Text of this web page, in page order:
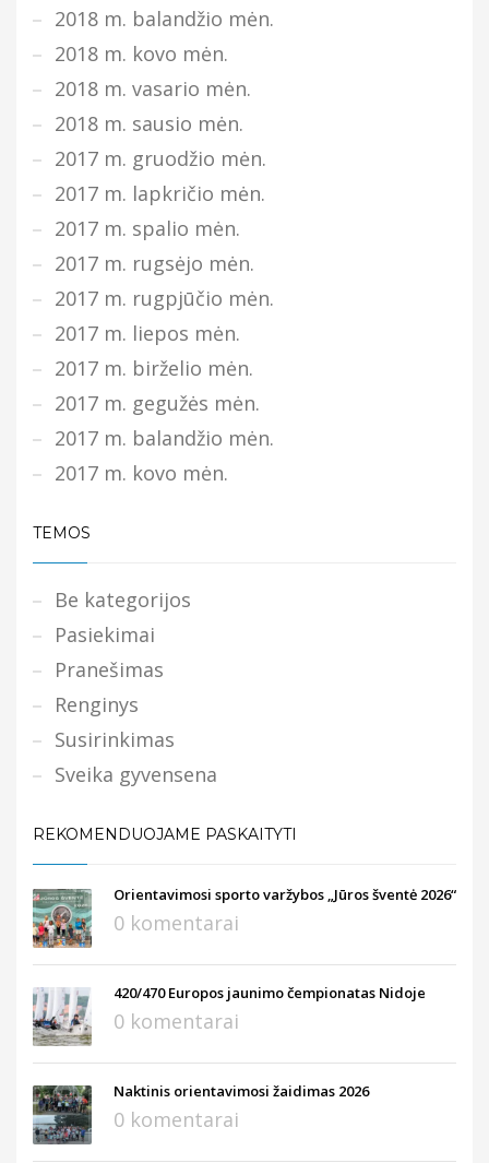
2018 m. balandžio mėn.
2018 m. kovo mėn.
2018 m. vasario mėn.
2018 m. sausio mėn.
2017 m. gruodžio mėn.
2017 m. lapkričio mėn.
2017 m. spalio mėn.
2017 m. rugsėjo mėn.
2017 m. rugpjūčio mėn.
2017 m. liepos mėn.
2017 m. birželio mėn.
2017 m. gegužės mėn.
2017 m. balandžio mėn.
2017 m. kovo mėn.
TEMOS
Be kategorijos
Pasiekimai
Pranešimas
Renginys
Susirinkimas
Sveika gyvensena
REKOMENDUOJAME PASKAITYTI
Orientavimosi sporto varžybos „Jūros šventė 2026“
0 komentarai
420/470 Europos jaunimo čempionatas Nidoje
0 komentarai
Naktinis orientavimosi žaidimas 2026
0 komentarai